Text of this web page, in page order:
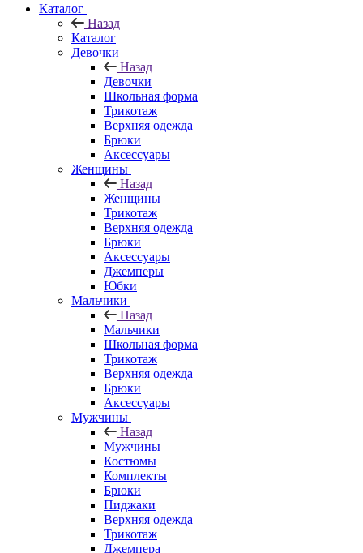
Каталог
Назад
Каталог
Девочки
Назад
Девочки
Школьная форма
Трикотаж
Верхняя одежда
Брюки
Аксессуары
Женщины
Назад
Женщины
Трикотаж
Верхняя одежда
Брюки
Аксессуары
Джемперы
Юбки
Мальчики
Назад
Мальчики
Школьная форма
Трикотаж
Верхняя одежда
Брюки
Аксессуары
Мужчины
Назад
Мужчины
Костюмы
Комплекты
Брюки
Пиджаки
Верхняя одежда
Трикотаж
Джемпера